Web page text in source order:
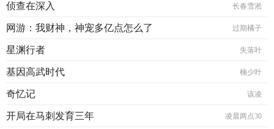
侦查在深入 长春雪淞
网游：我财神，神宠多亿点怎么了 过期橘子
星渊行者 失落叶
基因高武时代 楠少叶
奇忆记 该凌
开局在马刺发育三年 凌晨两点30